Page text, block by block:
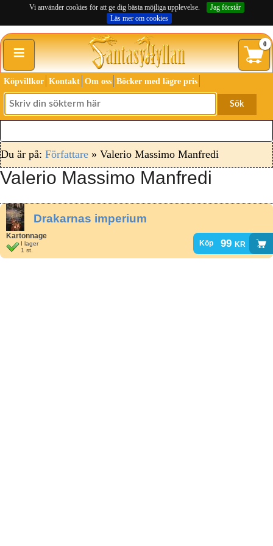
Vi använder cookies för att ge dig bästa möjliga upplevelse.
Jag förstår
Läs mer om cookies
≡ 0
Köpvillkor Kontakt Om oss Böcker med lägre pris
Sök
Du är på: Författare » Valerio Massimo Manfredi
Valerio Massimo Manfredi
Drakarnas imperium
Kartonnage
I lager
1 st.
Köp 99 kr